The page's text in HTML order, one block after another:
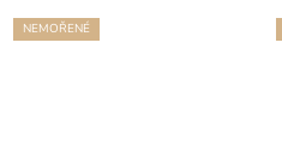
NEMOŘENÉ